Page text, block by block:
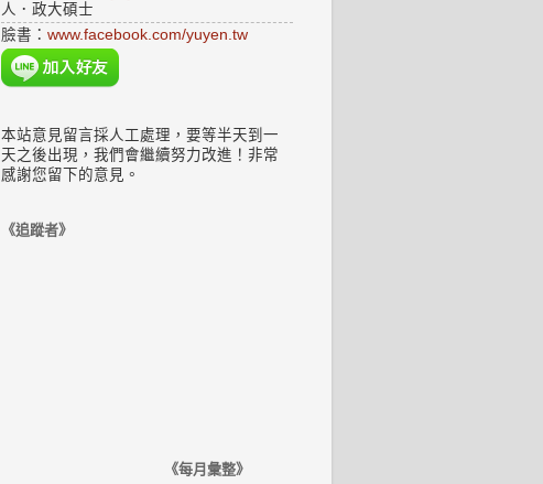
人．政大碩士
臉書： www.facebook.com/yuyen.tw
本站意見留言採人工處理，要等半天到一
天之後出現，我們會繼續努力改進！非常
感謝您留下的意見。
《追蹤者》
《每月彙整》